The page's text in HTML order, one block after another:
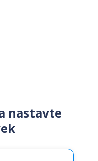
nastavte